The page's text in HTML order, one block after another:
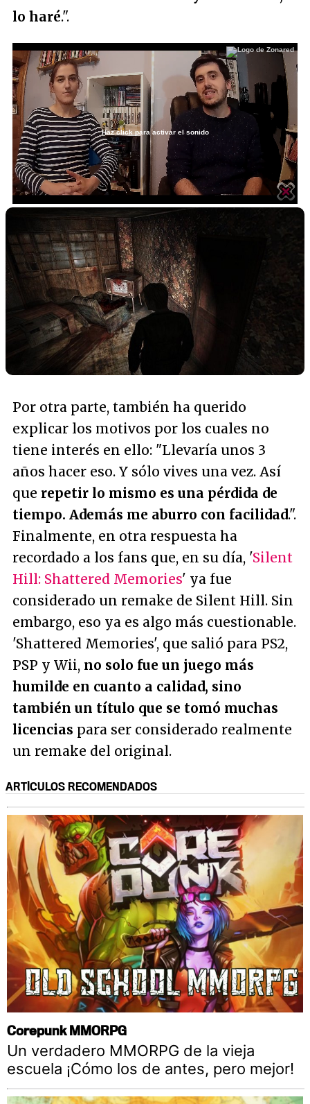
lo haré.".
Unmute /
Loaded:
2.10%
Haz click para activar el sonido
Por otra parte, también ha querido
explicar los motivos por los cuales no
tiene interés en ello: "Llevaría unos 3
años hacer eso. Y sólo vives una vez. Así
que repetir lo mismo es una pérdida de
tiempo. Además me aburro con facilidad.".
Finalmente, en otra respuesta ha
recordado a los fans que, en su día, 'Silent
Hill: Shattered Memories' ya fue
considerado un remake de Silent Hill. Sin
embargo, eso ya es algo más cuestionable.
'Shattered Memories', que salió para PS2,
PSP y Wii, no solo fue un juego más
humilde en cuanto a calidad, sino
también un título que se tomó muchas
licencias para ser considerado realmente
un remake del original.
ARTÍCULOS RECOMENDADOS
Corepunk MMORPG
Un verdadero MMORPG de la vieja
escuela ¡Cómo los de antes, pero mejor!